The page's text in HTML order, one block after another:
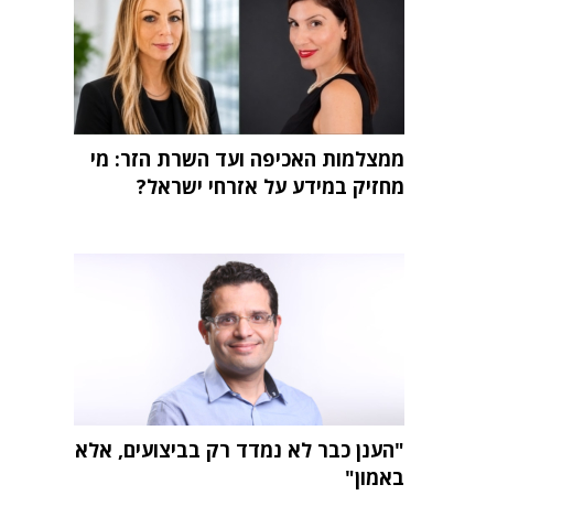
ממצלמות האכיפה ועד השרת הזר: מי
מחזיק במידע על אזרחי ישראל?
"הענן כבר לא נמדד רק בביצועים, אלא
באמון"